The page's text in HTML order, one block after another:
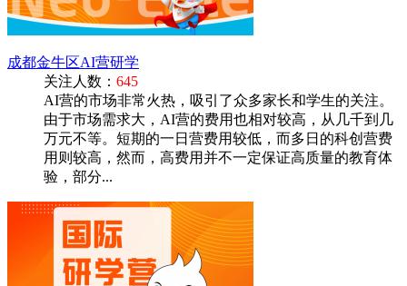
成都金牛区AI营研学
关注人数： 645
AI营的市场非常火热，吸引了众多家长和学生的关注。
由于市场需求大，AI营的费用也相对较高，从几千到几
万元不等。短期的一日营费用较低，而多日的科创营费
用则较高，然而，高费用并不一定保证高质量的教育体
验，部分...